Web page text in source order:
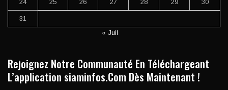
24 25 26 27 28 29 30
31
« Juil
Rejoignez Notre Communauté En Téléchargeant
L’application siaminfos.Com Dès Maintenant !